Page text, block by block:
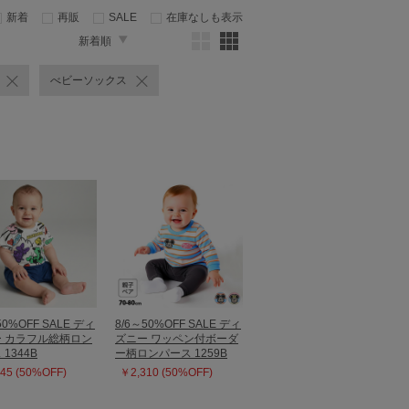
新着 再販 SALE
在庫なしも表示
新着順
べビーソックス
SALE ディ
カラフル総柄ロン
1344B
(50%OFF)
8/6～50%OFF SALE ディ
ズニー ワッペン付ボーダ
ー柄ロンパース 1259B
￥2,310 (50%OFF)